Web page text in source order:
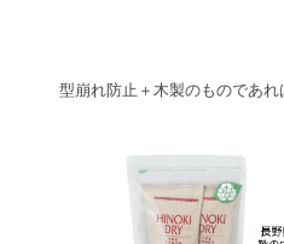
型崩れ防止＋木製のものであれ